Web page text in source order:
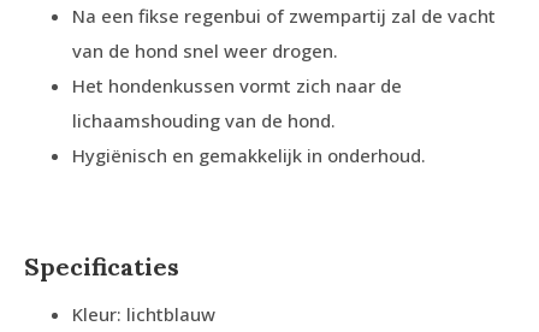
Na een fikse regenbui of zwempartij zal de vacht
van de hond snel weer drogen.
Het hondenkussen vormt zich naar de
lichaamshouding van de hond.
Hygiënisch en gemakkelijk in onderhoud.
Specificaties
Kleur: lichtblauw